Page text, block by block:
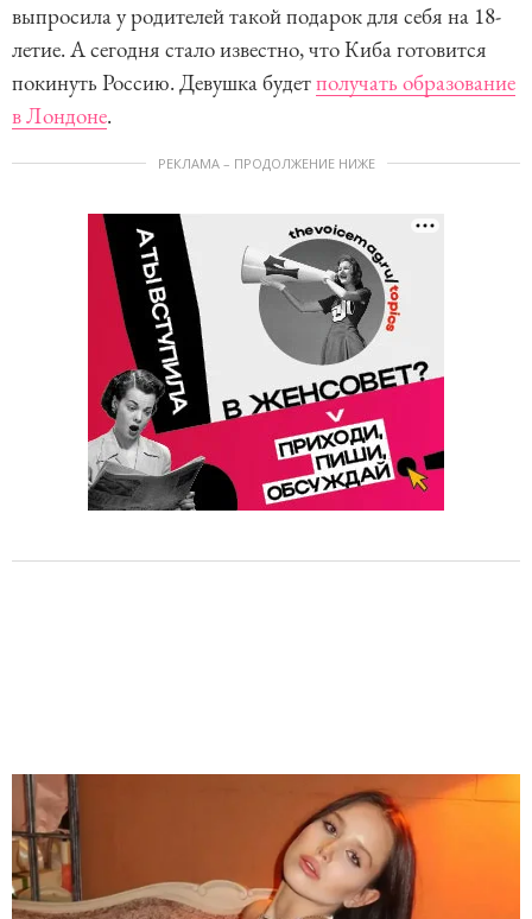
выпросила у родителей такой подарок для себя на 18-
летие. А сегодня стало известно, что Киба готовится
покинуть Россию. Девушка будетполучать образование
в Лондоне.
РЕКЛАМА – ПРОДОЛЖЕНИЕ НИЖЕ